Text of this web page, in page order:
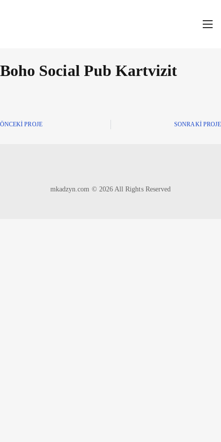
Boho Social Pub Kartvizit
ÖNCEKI PROJE SONRAKI PROJE
mkadzyn.com © 2026 All Rights Reserved